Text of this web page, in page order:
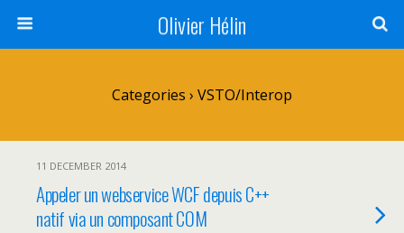
Olivier Hélin
Categories › VSTO/Interop
11 DECEMBER 2014
Appeler un webservice WCF depuis C++
natif via un composant COM